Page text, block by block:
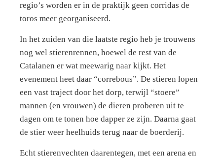
regio’s worden er in de praktijk geen corridas de
toros meer georganiseerd.
In het zuiden van die laatste regio heb je trouwens
nog wel stierenrennen, hoewel de rest van de
Catalanen er wat meewarig naar kijkt. Het
evenement heet daar “correbous”. De stieren lopen
een vast traject door het dorp, terwijl “stoere”
mannen (en vrouwen) de dieren proberen uit te
dagen om te tonen hoe dapper ze zijn. Daarna gaat
de stier weer heelhuids terug naar de boerderij.
Echt stierenvechten daarentegen, met een arena en